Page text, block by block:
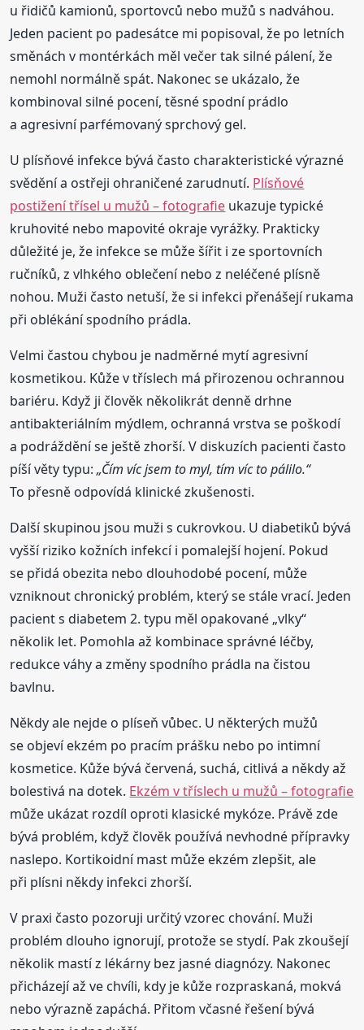
u řidičů kamionů, sportovců nebo mužů s nadváhou.
Jeden pacient po padesátce mi popisoval, že po letních
směnách v montérkách měl večer tak silné pálení, že
nemohl normálně spát. Nakonec se ukázalo, že
kombinoval silné pocení, těsné spodní prádlo
a agresivní parfémovaný sprchový gel.
U plísňové infekce bývá často charakteristické výrazné
svědění a ostřeji ohraničené zarudnutí. Plísňové
postižení třísel u mužů – fotografie ukazuje typické
kruhovité nebo mapovité okraje vyrážky. Prakticky
důležité je, že infekce se může šířit i ze sportovních
ručníků, z vlhkého oblečení nebo z neléčené plísně
nohou. Muži často netuší, že si infekci přenášejí rukama
při oblékání spodního prádla.
Velmi častou chybou je nadměrné mytí agresivní
kosmetikou. Kůže v tříslech má přirozenou ochrannou
bariéru. Když ji člověk několikrát denně drhne
antibakteriálním mýdlem, ochranná vrstva se poškodí
a podráždění se ještě zhorší. V diskuzích pacienti často
píší věty typu:„Čím víc jsem to myl, tím víc to pálilo.“
To přesně odpovídá klinické zkušenosti.
Další skupinou jsou muži s cukrovkou. U diabetiků bývá
vyšší riziko kožních infekcí i pomalejší hojení. Pokud
se přidá obezita nebo dlouhodobé pocení, může
vzniknout chronický problém, který se stále vrací. Jeden
pacient s diabetem 2. typu měl opakované „vlky“
několik let. Pomohla až kombinace správné léčby,
redukce váhy a změny spodního prádla na čistou
bavlnu.
Někdy ale nejde o plíseň vůbec. U některých mužů
se objeví ekzém po pracím prášku nebo po intimní
kosmetice. Kůže bývá červená, suchá, citlivá a někdy až
bolestivá na dotek. Ekzém v tříslech u mužů – fotografie
může ukázat rozdíl oproti klasické mykóze. Právě zde
bývá problém, když člověk používá nevhodné přípravky
naslepo. Kortikoidní mast může ekzém zlepšit, ale
při plísni někdy infekci zhorší.
V praxi často pozoruji určitý vzorec chování. Muži
problém dlouho ignorují, protože se stydí. Pak zkoušejí
několik mastí z lékárny bez jasné diagnózy. Nakonec
přicházejí až ve chvíli, kdy je kůže rozpraskaná, mokvá
nebo výrazně zapáchá. Přitom včasné řešení bývá